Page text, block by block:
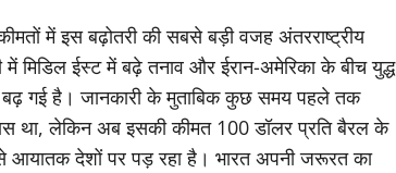
में इस बढ़ोतरी की सबसे बड़ी वजह अंतरराष्ट्रीय
ईस्ट में बढ़े तनाव और ईरान-अमेरिका के बीच युद्ध
बढ़ गई है। जानकारी के मुताबिक कुछ समय पहले तक
था, लेकिन अब इसकी कीमत 100 डॉलर प्रति बैरल के
देशों पर पड़ रहा है। भारत अपनी जरूरत का